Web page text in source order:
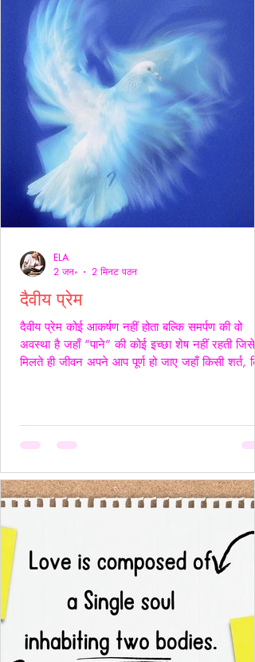
दैवीय प्रेम
दैवीय प्रेम कोई आकर्षण नहीं होता बल्कि समर्पण की वो
अवस्था है जहाँ “पाने” की कोई इच्छा शेष नहीं रहती जिसे
मिलते ही जीवन अपने आप पूर्ण हो जाए जहाँ किसी शर्त,
प्रेम है जहाँ आत्मा आत्मा को पहचान लेती है बिना परिचय,
ELA
2 जन॰
2 मिनट पठन